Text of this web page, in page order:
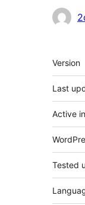
Мета
Version
Last
Active
Tested